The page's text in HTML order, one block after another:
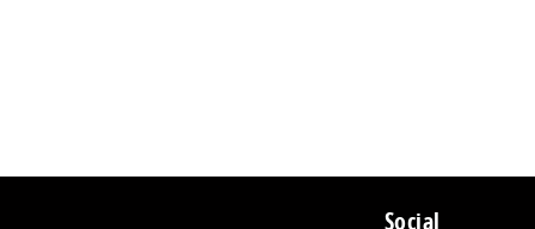
Social